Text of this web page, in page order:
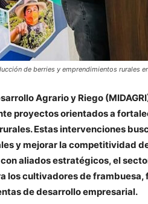
de berries y emprendimientos rurales
Agrario y Riego
proyectos orientados a
Estas intervenciones
y mejorar la competitividad
aliados estratégicos, el
los cultivadores de
de desarrollo empresarial.